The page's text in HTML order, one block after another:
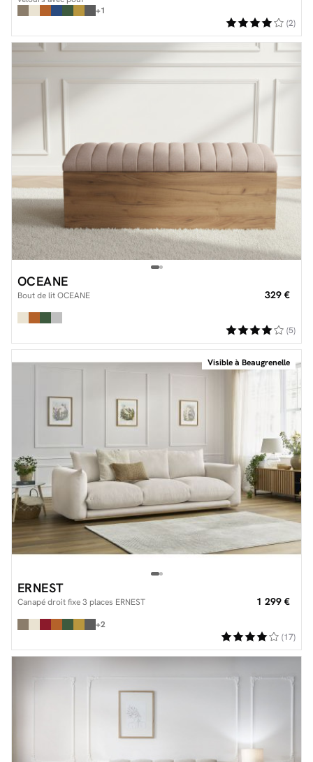
+1
(2)
OCEANE
Bout de lit OCEANE 329 €
(5)
Visible à Beaugrenelle
ERNEST
Canapé droit fixe 3 places ERNEST 1 299 €
+2
(17)